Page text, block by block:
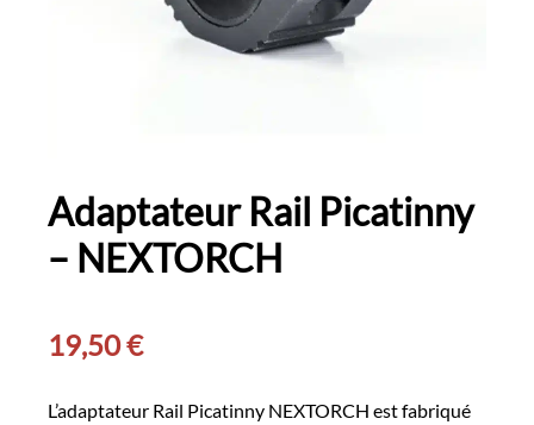
Adaptateur Rail Picatinny
– NEXTORCH
19,50€
L’adaptateur Rail Picatinny NEXTORCH est fabriqué